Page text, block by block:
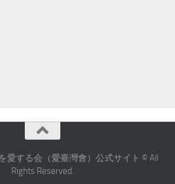
愛する会（愛臺灣會）公式サイト © All
Rights Reserved.